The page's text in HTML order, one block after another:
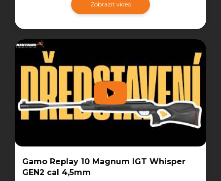
Zobrazit video
Gamo Replay 10 Magnum IGT Whisper
GEN2 cal 4,5mm